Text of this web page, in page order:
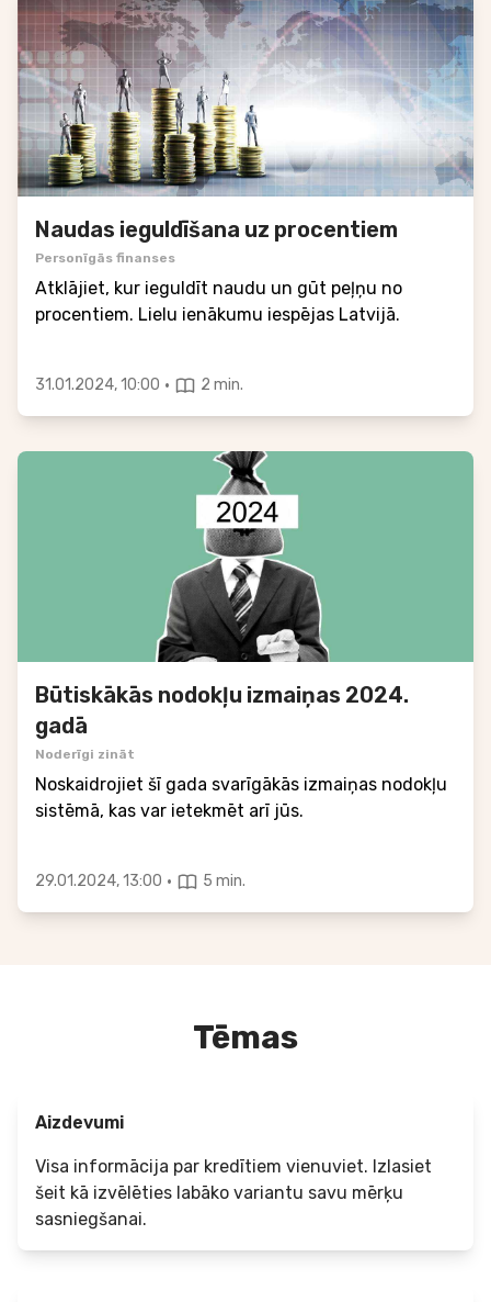
Naudas ieguldīšana uz procentiem
Personīgās finanses
Atklājiet, kur ieguldīt naudu un gūt peļņu no
procentiem. Lielu ienākumu iespējas Latvijā.
31.01.2024, 10:00 · 2 min.
Būtiskākās nodokļu izmaiņas 2024.
gadā
Noderīgi zināt
Noskaidrojiet šī gada svarīgākās izmaiņas nodokļu
sistēmā, kas var ietekmēt arī jūs.
29.01.2024, 13:00 · 5 min.
Tēmas
Aizdevumi
Visa informācija par kredītiem vienuviet. Izlasiet
šeit kā izvēlēties labāko variantu savu mērķu
sasniegšanai.